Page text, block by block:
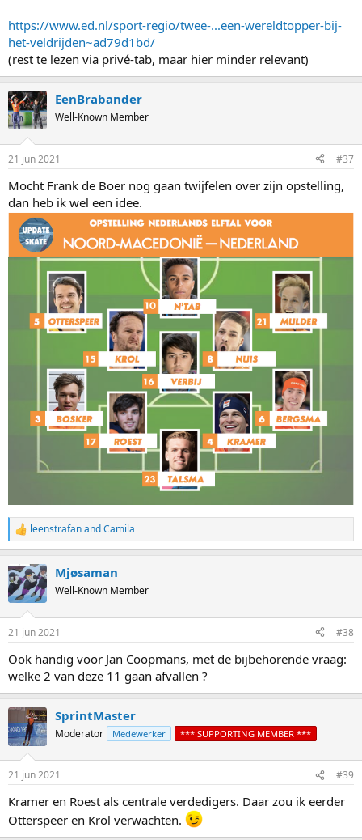
https://www.ed.nl/sport-regio/twee-...een-wereldtopper-bij-
het-veldrijden~ad79d1bd/
(rest te lezen via privé-tab, maar hier minder relevant)
EenBrabander
Well-Known Member
21 jun 2021 #37
Mocht Frank de Boer nog gaan twijfelen over zijn opstelling,
dan heb ik wel een idee.
R
e
c
t
i
s
leenstrafanandCamila
Mjøsaman
Well-Known Member
21 jun 2021 #38
Ook handig voor Jan Coopmans, met de bijbehorende vraag:
welke 2 van deze 11 gaan afvallen ?
SprintMaster
Moderator Medewerker *** SUPPORTING MEMBER ***
21 jun 2021 #39
Kramer en Roest als centrale verdedigers. Daar zou ik eerder
Otterspeer en Krol verwachten.